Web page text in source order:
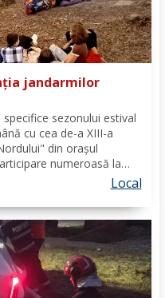
jandarmilor
sezonului estival
cu cea de-a XIII-a
din orașul
numeroasă la
Județean Botoșani, în
Local